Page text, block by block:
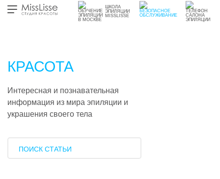
ШКОЛА
ЭПИЛЯЦИИ
MISSLISSE
КРАСОТА
Интересная и познавательная
информация из мира эпиляции и
украшения своего тела